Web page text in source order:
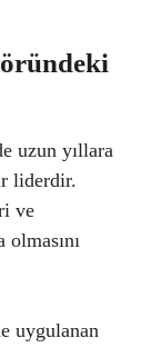
uzun yıllara
liderdir.
ve
uygulanan